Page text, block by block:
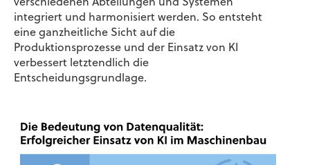
verschiedenen Abteilungen und Systemen
integriert und harmonisiert werden. So entsteht
eine ganzheitliche Sicht auf die
Produktionsprozesse und der Einsatz von KI
verbessert letztendlich die
Entscheidungsgrundlage.